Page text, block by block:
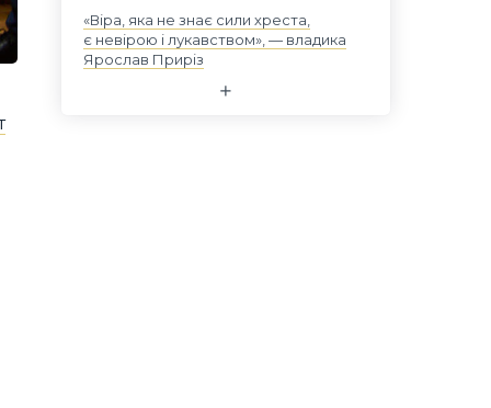
«Віра, яка не знає сили хреста,
є невірою і лукавством», — владика
Ярослав Приріз